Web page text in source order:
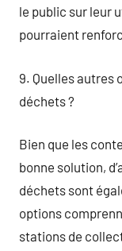
le public sur leur
pourraient
9. Quelles autres
déchets ?
Bien que les
bonne solution,
déchets sont
options
stations de